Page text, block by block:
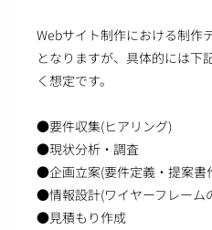
Webサイト制作における制作
となりますが、具体的には下
く想定です。
●要件収集(ヒアリング)
●現状分析・調査
●企画立案(要件定義・提案書
●情報設計(ワイヤーフレーム
●見積もり作成